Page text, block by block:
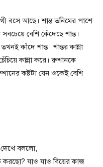
বসে আছে। শান্ত তনিমের পাশে
বেশি কেঁদেছে শান্ত।
কাঁদে শান্ত। শান্তর কান্না
কান্না করে‌। রুশানকে
কষ্টটা যেন ওকেই বেশি
দেখে বললো,
করছো? যাও যাও বিয়ের কাজ